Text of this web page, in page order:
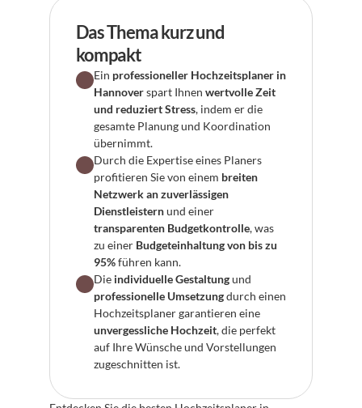
Das Thema kurz und
kompakt
Ein professioneller Hochzeitsplaner in
Hannover spart Ihnen wertvolle Zeit
und reduziert Stress, indem er die
gesamte Planung und Koordination
übernimmt.
Durch die Expertise eines Planers
profitieren Sie von einem breiten
Netzwerk an zuverlässigen
Dienstleistern
transparenten Budgetkontrolle, was
zu einer Budgeteinhaltung von bis zu
95% führen kann.
Die individuelle Gestaltung
professionelle Umsetzung durch einen
unvergessliche Hochzeit, die perfekt
auf Ihre Wünsche und Vorstellungen
zugeschnitten ist.